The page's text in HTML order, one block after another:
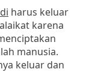
harus keluar
karena
manusia.
keluar dan